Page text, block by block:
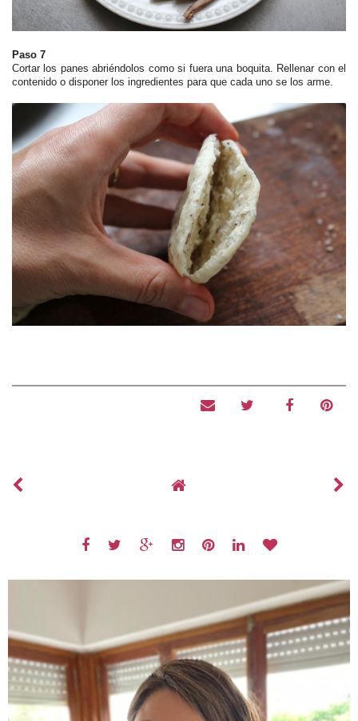
Paso 7
Cortar los panes abriéndolos como si fuera una boquita. Rellenar con el
contenido o disponer los ingredientes para que cada uno se los arme.